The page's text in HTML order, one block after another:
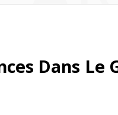
Dans Le